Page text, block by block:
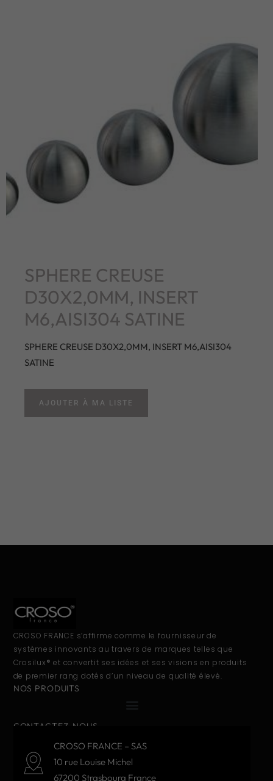
SPHERE CREUSE
D30X2,0MM, INSERT
M6,AISI304 SATINE
SPHERE CREUSE D30X2,0MM, INSERT M6,AISI304
SATINE
AJOUTER À MA LISTE
CROSO FRANCE s’affirme comme le fournisseur de
systèmes innovants au travers de marques telles que
Crosilux® et convertit ses idées et ses visions en produits
de premier rang dotés d’un niveau de qualité élevé.
NOS PRODUITS
CONTACTEZ-NOUS
CROSO FRANCE – SAS
10 rue Louise Michel
67200 Strasbourg France